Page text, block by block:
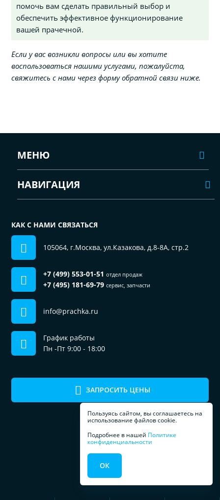
помочь вам сделать правильный выбор и
обеспечить эффективное функционирование
вашей прачечной.
Если у вас возникли вопросы или вы хотите
воспользоваться нашими услугами, пожалуйста,
свяжитесь с нами через форму обратной связи ниже.
Пользуясь сайтом, вы соглашаетесь на
использование файлов cookie.
Подробнее в нашей Политике
конфиденциальности
ОК
ПРОФЕССИОНАЛЬНОЕ
ЗАПРОСИТЬ ЦЕНЫ
МЕНЮ
НАВИГАЦИЯ
КАК С НАМИ СВЯЗАТЬСЯ
105064, г.Москва, ул.Казакова, д.8-8А, стр.2
+7 (499) 553-01-51 отдел продаж
+7 (495) 181-69-79 сервис, запчасти
info@prachka.ru
График работы
Пн -Пт 9:00 - 18:00